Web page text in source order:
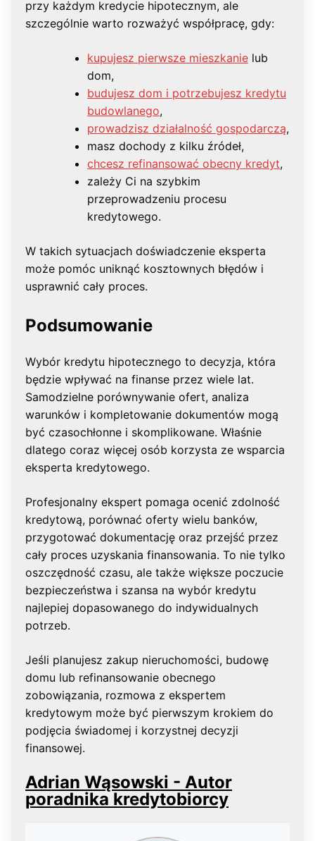
przy każdym kredycie hipotecznym, ale
szczególnie warto rozważyć współpracę, gdy:
kupujesz pierwsze mieszkanie lub
dom,
budujesz dom i potrzebujesz kredytu
budowlanego,
prowadzisz działalność gospodarczą,
masz dochody z kilku źródeł,
chcesz refinansować obecny kredyt,
zależy Ci na szybkim
przeprowadzeniu procesu
kredytowego.
W takich sytuacjach doświadczenie eksperta
może pomóc uniknąć kosztownych błędów i
usprawnić cały proces.
Podsumowanie
Wybór kredytu hipotecznego to decyzja, która
będzie wpływać na finanse przez wiele lat.
Samodzielne porównywanie ofert, analiza
warunków i kompletowanie dokumentów mogą
być czasochłonne i skomplikowane. Właśnie
dlatego coraz więcej osób korzysta ze wsparcia
eksperta kredytowego.
Profesjonalny ekspert pomaga ocenić zdolność
kredytową, porównać oferty wielu banków,
przygotować dokumentację oraz przejść przez
cały proces uzyskania finansowania. To nie tylko
oszczędność czasu, ale także większe poczucie
bezpieczeństwa i szansa na wybór kredytu
najlepiej dopasowanego do indywidualnych
potrzeb.
Jeśli planujesz zakup nieruchomości, budowę
domu lub refinansowanie obecnego
zobowiązania, rozmowa z ekspertem
kredytowym może być pierwszym krokiem do
podjęcia świadomej i korzystnej decyzji
finansowej.
Adrian Wąsowski - Autor
poradnika kredytobiorcy